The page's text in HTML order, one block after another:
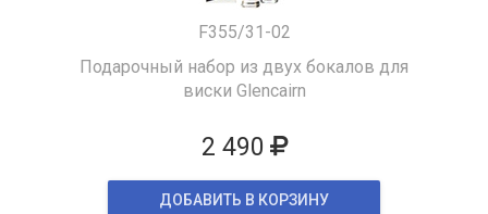
F355/31-02
Подарочный набор из двух бокалов для
виски Glencairn
2 490
ДОБАВИТЬ В КОРЗИНУ